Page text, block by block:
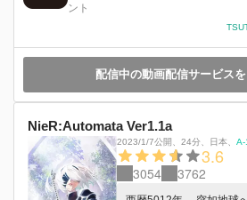
ント
配信中の動画配信サービス
NieR:Automata Ver1.1a
2023/1/7公開 24分 日本 A-
3.6
3054 3762